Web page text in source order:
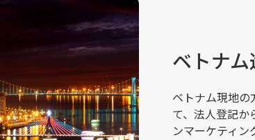
ベトナ
ベトナム現地の
て、法人登記か
ンマーケティン